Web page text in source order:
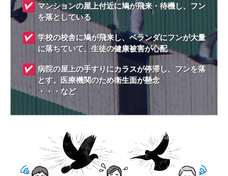
マンションの屋上付近に鳩が飛来・待機し、フン
を落としている
学校の校舎に鳩が飛来し、ベランダにフンが大量
に落ちていて、生徒の健康被害が心配
病院の屋上の手すりにカラスが停滞し、フンを落
とす。医療機関のため衛生面が懸念
・・・など